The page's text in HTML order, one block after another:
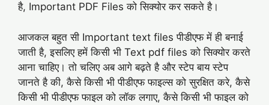
है, Important PDF Files को सिक्योर कर सकते है।
आजकल बहुत सी Important text files पीडीएफ में ही बनाई
जाती है, इसलिए हमें किसी भी Text pdf files को सिक्योर करते
आना चाहिए। तो चलिए अब आगे बढ़ते है और स्टेप बाय स्टेप
जानते है की, कैसे किसी भी पीडीएफ फाइल्स को सुरक्षित करे, कैसे
किसी भी पीडीएफ फाइल को लॉक लगाए, कैसे किसी भी फाइल को